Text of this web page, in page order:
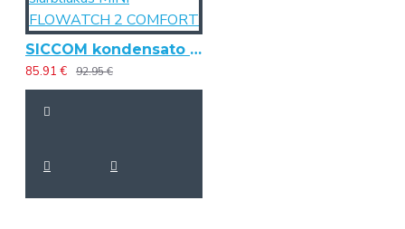
SICCOM kondensato siurbliukas MINI FLOWATCH 2 COMFORT
85.91 € 92.95 €